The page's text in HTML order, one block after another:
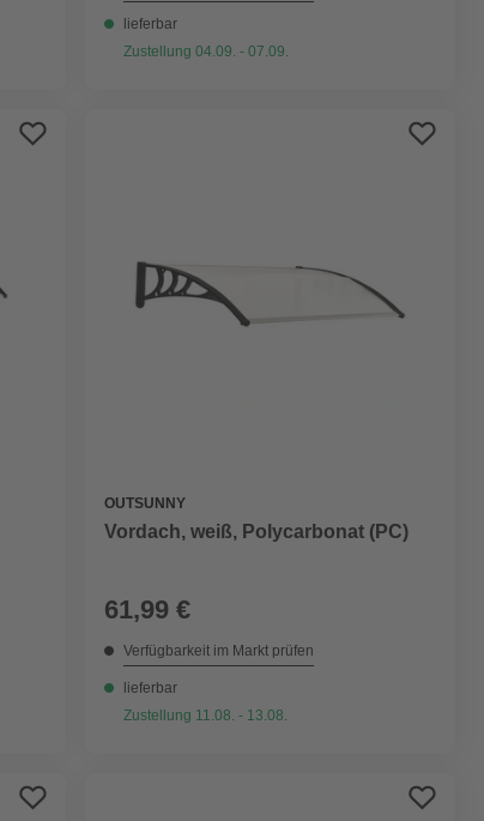
lieferbar
Zustellung 04.09. - 07.09.
OUTSUNNY
Vordach, weiß, Polycarbonat (PC)
61,99 €
Verfügbarkeit im Markt prüfen
lieferbar
Zustellung 11.08. - 13.08.